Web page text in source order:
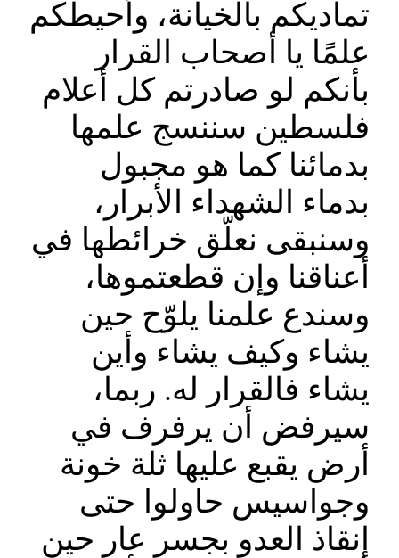
تماديكم بالخيانة، وأحيطكم
علمًا يا أصحاب القرار
بأنكم لو صادرتم كل أعلام
فلسطين سننسج علمها
بدمائنا كما هو مجبول
بدماء الشهداء الأبرار،
وسنبقى نعلّق خرائطها في
أعناقنا وإن قطعتموها،
وسندع علمنا يلوّح حين
يشاء وكيف يشاء وأين
يشاء فالقرار له. ربما،
سيرفض أن يرفرف في
أرض يقبع عليها ثلة خونة
وجواسيس حاولوا حتى
إنقاذ العدو بجسر عارٍ حين